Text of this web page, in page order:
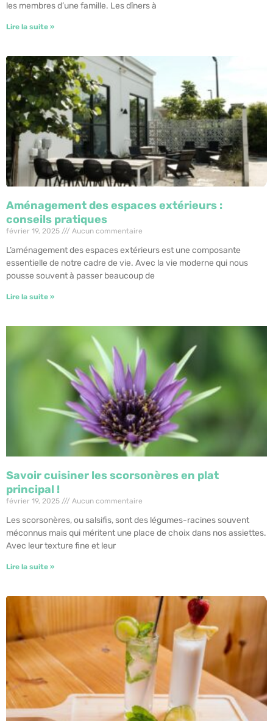
les membres d’une famille. Les dîners à
Lire la suite »
Aménagement des espaces extérieurs :
conseils pratiques
février 19, 2025 Aucun commentaire
L’aménagement des espaces extérieurs est une composante
essentielle de notre cadre de vie. Avec la vie moderne qui nous
pousse souvent à passer beaucoup de
Lire la suite »
Savoir cuisiner les scorsonères en plat
principal !
février 19, 2025 Aucun commentaire
Les scorsonères, ou salsifis, sont des légumes-racines souvent
méconnus mais qui méritent une place de choix dans nos assiettes.
Avec leur texture fine et leur
Lire la suite »